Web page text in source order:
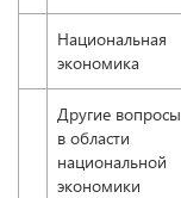
Национальная
экономика
Другие вопросы
в области
национальной
экономики